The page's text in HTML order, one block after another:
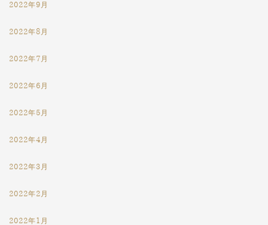
2022年9月
2022年8月
2022年7月
2022年6月
2022年5月
2022年4月
2022年3月
2022年2月
2022年1月